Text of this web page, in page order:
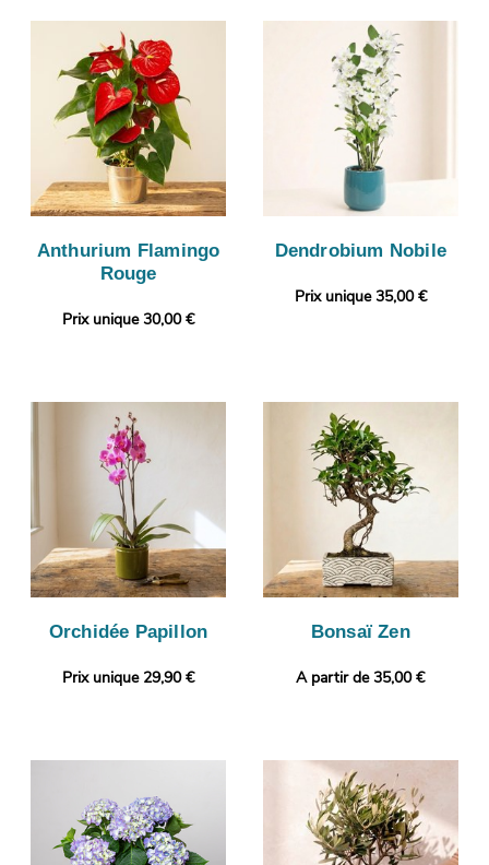
Anthurium Flamingo
Rouge
Prix unique 30,00 €
Dendrobium Nobile
Prix unique 35,00 €
Orchidée Papillon
Prix unique 29,90 €
Bonsaï Zen
A partir de 35,00 €